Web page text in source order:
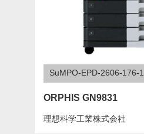
SuMPO-EPD-2606-176-1
ORPHIS GN9831
理想科学工業株式会社